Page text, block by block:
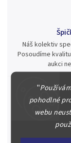
"
pohodlné
webu
Náš kolektiv
Posoudíme
aukci
Jsme zde
Během té doby
jednotlivé kusy